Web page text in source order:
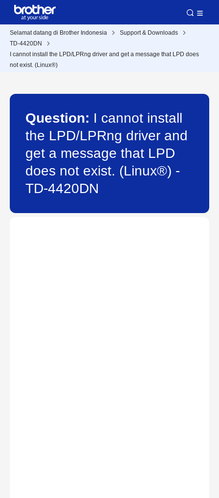
Selamat datang di Brother Indonesia
Support & Downloads
TD-4420DN
I cannot install the LPD/LPRng driver and get a message that LPD does
not exist. (Linux®)
Question: I cannot install
the LPD/LPRng driver and
get a message that LPD
does not exist. (Linux®) -
TD-4420DN